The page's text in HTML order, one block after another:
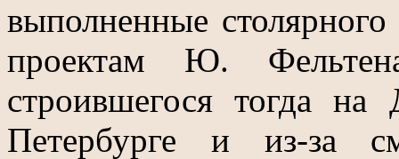
выполненные
проектам Ю.
строившегося тогда
Петербурге и из-за